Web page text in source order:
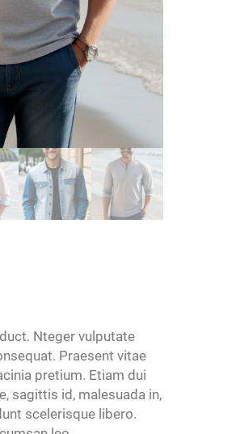
Nteger vulputate
Praesent vitae
pretium. Etiam dui
sagittis id, malesuada in,
scelerisque libero.